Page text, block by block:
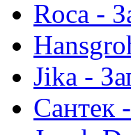
Roca -
Jika -
Сантек